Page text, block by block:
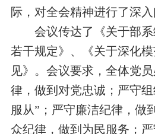
际，对全会精神进行了深入
会议传达了《关于部
若干规定》、《关于深化
见》。会议要求，全体党
律，做到对党忠诚；严守
服从”；严守廉洁纪律，做
众纪律，做到为民服务；